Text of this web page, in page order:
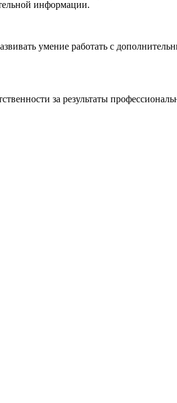
информации.
умение работать с
за результаты